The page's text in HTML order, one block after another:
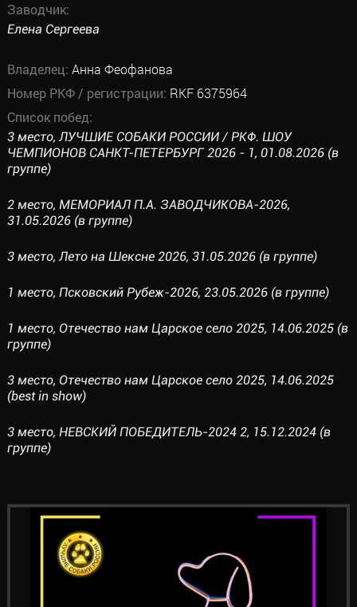
Заводчик:
Елена Сергеева
Владелец: Анна Феофанова
Номер РКФ / регистрации: RKF 6375964
Список побед:
3 место, ЛУЧШИЕ СОБАКИ РОССИИ / РКФ. ШОУ
ЧЕМПИОНОВ САНКТ-ПЕТЕРБУРГ 2026 - 1, 01.08.2026 (в
группе)
2 место, МЕМОРИАЛ П.А. ЗАВОДЧИКОВА-2026,
31.05.2026 (в группе)
3 место, Лето на Шексне 2026, 31.05.2026 (в группе)
1 место, Псковский Рубеж-2026, 23.05.2026 (в группе)
1 место, Отечество нам Царское село 2025, 14.06.2025 (в
группе)
3 место, Отечество нам Царское село 2025, 14.06.2025
(best in show)
3 место, НЕВСКИЙ ПОБЕДИТЕЛЬ-2024 2, 15.12.2024 (в
группе)